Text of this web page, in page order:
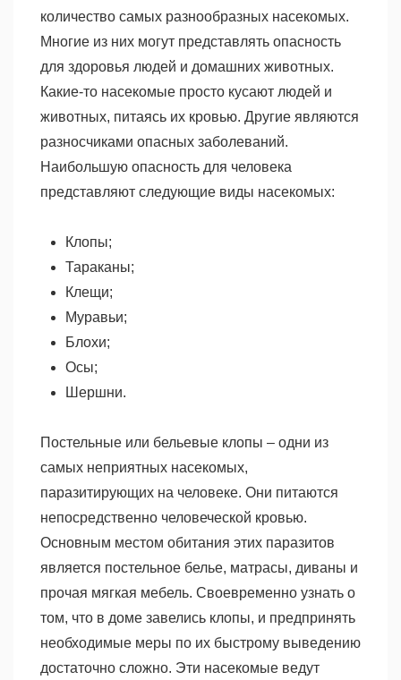
количество самых разнообразных насекомых.
Многие из них могут представлять опасность
для здоровья людей и домашних животных.
Какие-то насекомые просто кусают людей и
животных, питаясь их кровью. Другие являются
разносчиками опасных заболеваний.
Наибольшую опасность для человека
представляют следующие виды насекомых:
Клопы;
Тараканы;
Клещи;
Муравьи;
Блохи;
Осы;
Шершни.
Постельные или бельевые клопы – одни из
самых неприятных насекомых,
паразитирующих на человеке. Они питаются
непосредственно человеческой кровью.
Основным местом обитания этих паразитов
является постельное белье, матрасы, диваны и
прочая мягкая мебель. Своевременно узнать о
том, что в доме завелись клопы, и предпринять
необходимые меры по их быстрому выведению
достаточно сложно. Эти насекомые ведут